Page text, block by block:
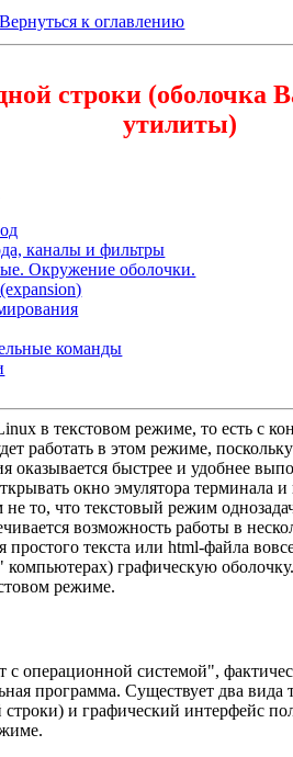
Вернуться к оглавлению
строки (оболочка
утилиты)
каналы и фильтры
Окружение оболочки.
команды
в текстовом режиме, то есть с
работать в этом режиме,
оказывается быстрее и удобнее
окно эмулятора терминала
то, что текстовый режим
возможность работы в
текста или html-файла
графическую
режиме.
с операционной системой",
программа. Существует два
и графический интерфейс